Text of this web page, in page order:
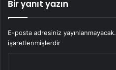
Bir yanıt yazın
E-posta adresiniz yayınlanmayacak.
işaretlenmişlerdir